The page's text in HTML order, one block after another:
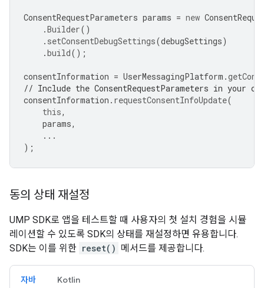
ConsentRequestParameters params = new
.Builder()
. setConsentDebugSettings(debugSettings)
.build();
consentInformation = UserMessagingPlatform .
// Include the ConsentRequestParameters in your
consentInformation . requestConsentInfoUpdate(
this,
params,
...
);
동의 상태 재설정
UMP SDK로 앱을 테스트할 때 사용자의 첫 설치 경험을 시뮬
레이션할 수 있도록 SDK의 상태를 재설정하면 유용합니다.
SDK는 이를 위한 reset() 메서드를 제공합니다.
자바 Kotlin